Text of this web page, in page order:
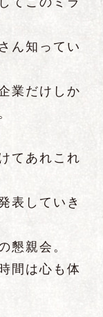
ん知ってい
業だけしか
てあれこれ
表していき
懇親会。
間は心も体